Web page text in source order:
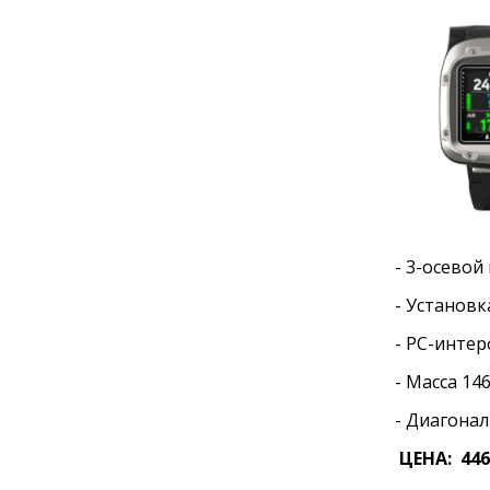
- 3-осевой
-
- PC-
- Масса
-
ЦЕНА: